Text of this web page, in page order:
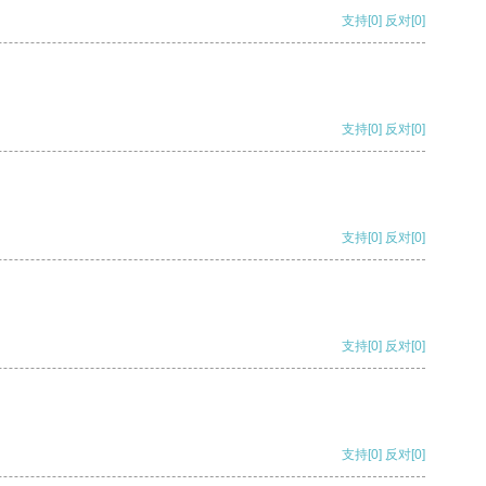
支持[0] 反对[0]
支持[0] 反对[0]
支持[0] 反对[0]
支持[0] 反对[0]
支持[0] 反对[0]